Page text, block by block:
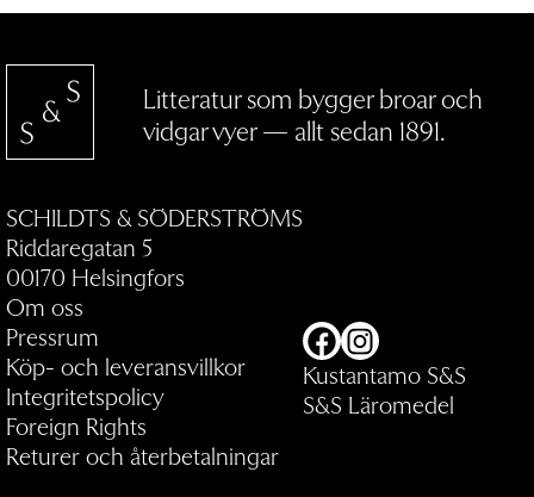
Litteratur som bygger broar och
vidgar vyer — allt sedan 1891.
SCHILDTS & SÖDERSTRÖMS
Riddaregatan 5
00170 Helsingfors
Om oss
Pressrum
Köp- och leveransvillkor
Integritetspolicy
Foreign Rights
Returer och återbetalningar
Facebook
Instagram
Kustantamo S&S
S&S Läromedel